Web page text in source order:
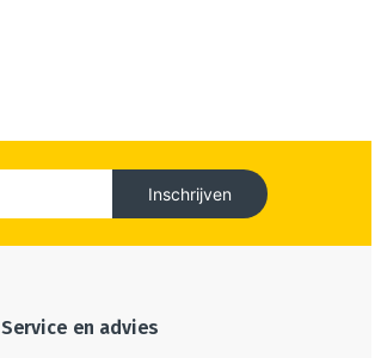
Inschrijven
Service en advies